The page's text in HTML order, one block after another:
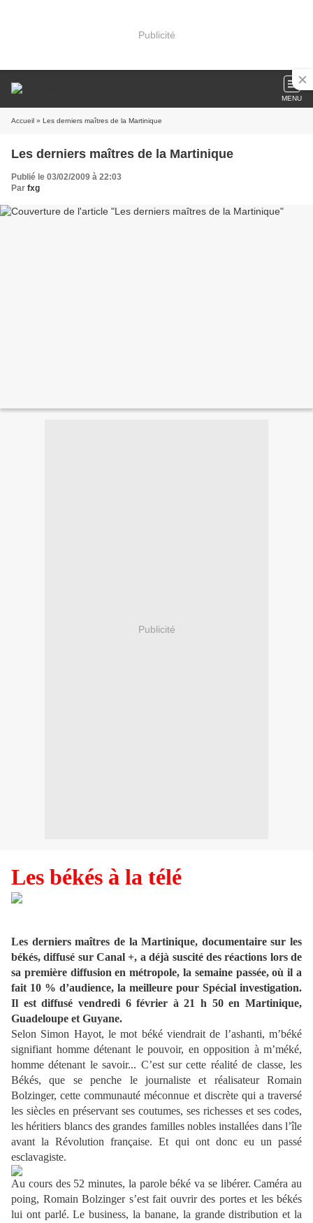
Publicité
MENU
Accueil » Les derniers maîtres de la Martinique
Les derniers maîtres de la Martinique
Publié le 03/02/2009 à 22:03
Par fxg
Publicité
Les békés à la télé
Les derniers maîtres de la Martinique, documentaire sur les
békés, diffusé sur Canal +, a déjà suscité des réactions lors de
sa première diffusion en métropole, la semaine passée, où il a
fait 10 % d’audience, la meilleure pour Spécial investigation.
Il est diffusé vendredi 6 février à 21 h 50 en Martinique,
Guadeloupe et Guyane.
Selon Simon Hayot, le mot béké viendrait de l’ashanti, m’béké
signifiant homme détenant le pouvoir, en opposition à m’méké,
homme détenant le savoir... C’est sur cette réalité de classe, les
Békés, que se penche le journaliste et réalisateur Romain
Bolzinger, cette communauté méconnue et discrète qui a traversé
les siècles en préservant ses coutumes, ses richesses et ses codes,
les héritiers blancs des grandes familles nobles installées dans l’île
avant la Révolution française. Et qui ont donc eu un passé
esclavagiste.
Au cours des 52 minutes, la parole béké va se libérer. Caméra au
poing, Romain Bolzinger s’est fait ouvrir des portes et les békés
lui ont parlé. Le business, la banane, la grande distribution et la